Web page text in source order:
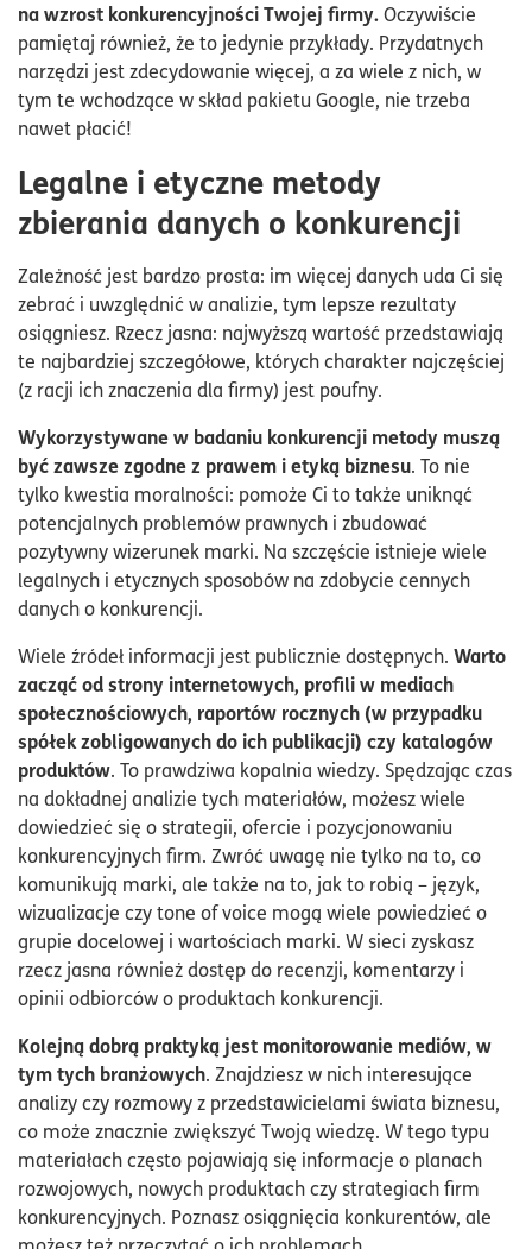
na wzrost konkurencyjności Twojej firmy.Oczywiście
pamiętaj również, że to jedynie przykłady. Przydatnych
narzędzi jest zdecydowanie więcej, a za wiele z nich, w
tym te wchodzące w skład pakietu Google, nie trzeba
nawet płacić!
Legalne i etyczne metody
zbierania danych o konkurencji
Zależność jest bardzo prosta: im więcej danych uda Ci się
zebrać i uwzględnić w analizie, tym lepsze rezultaty
osiągniesz. Rzecz jasna: najwyższą wartość przedstawiają
te najbardziej szczegółowe, których charakter najczęściej
(z racji ich znaczenia dla firmy) jest poufny.
Wykorzystywane w badaniu konkurencji metody muszą
być zawsze zgodne z prawem i etyką biznesu. To nie
tylko kwestia moralności: pomoże Ci to także uniknąć
potencjalnych problemów prawnych i zbudować
pozytywny wizerunek marki. Na szczęście istnieje wiele
legalnych i etycznych sposobów na zdobycie cennych
danych o konkurencji.
Wiele źródeł informacji jest publicznie dostępnych. Warto
zacząć od strony internetowych, profili w mediach
społecznościowych, raportów rocznych (w przypadku
spółek zobligowanych do ich publikacji) czy katalogów
produktów. To prawdziwa kopalnia wiedzy. Spędzając czas
na dokładnej analizie tych materiałów, możesz wiele
dowiedzieć się o strategii, ofercie i pozycjonowaniu
konkurencyjnych firm. Zwróć uwagę nie tylko na to, co
komunikują marki, ale także na to, jak to robią – język,
wizualizacje czy tone of voice mogą wiele powiedzieć o
grupie docelowej i wartościach marki. W sieci zyskasz
rzecz jasna również dostęp do recenzji, komentarzy i
opinii odbiorców o produktach konkurencji.
Kolejną dobrą praktyką jest monitorowanie mediów, w
tym tych branżowych. Znajdziesz w nich interesujące
analizy czy rozmowy z przedstawicielami świata biznesu,
co może znacznie zwiększyć Twoją wiedzę. W tego typu
materiałach często pojawiają się informacje o planach
rozwojowych, nowych produktach czy strategiach firm
konkurencyjnych. Poznasz osiągnięcia konkurentów, ale